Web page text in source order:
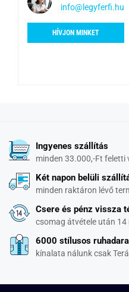
info@legyferfi.hu
HÍVJON MINKET
Ingyenes szállítás
minden 33.000,-Ft feletti
Két napon belüli
minden raktáron lévő
Csere és pénz vissza
csomag átvétele után 14
6000 stílusos
kínalata nálunk csak